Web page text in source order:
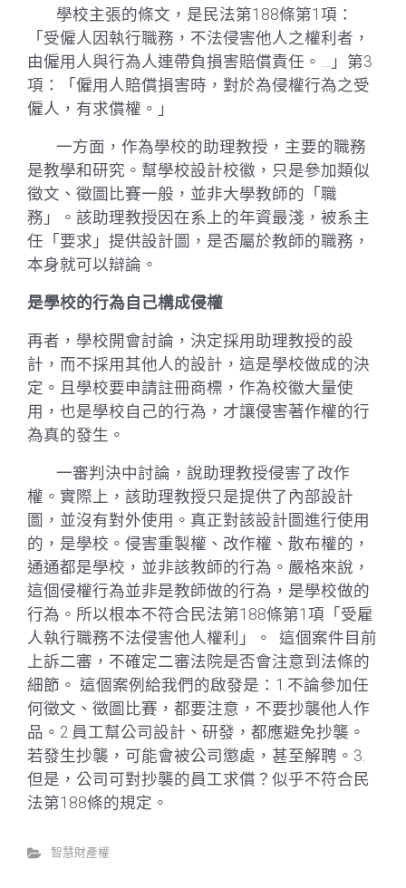
學校主張的條文，是民法第188條第1項：
「受僱人因執行職務，不法侵害他人之權利者，
由僱用人與行為人連帶負損害賠償責任。…」第3
項：「僱用人賠償損害時，對於為侵權行為之受
僱人，有求償權。」
一方面，作為學校的助理教授，主要的職務
是教學和研究。幫學校設計校徽，只是參加類似
徵文、徵圖比賽一般，並非大學教師的「職
務」。該助理教授因在系上的年資最淺，被系主
任「要求」提供設計圖，是否屬於教師的職務，
本身就可以辯論。
是學校的行為自己構成侵權
再者，學校開會討論，決定採用助理教授的設
計，而不採用其他人的設計，這是學校做成的決
定。且學校要申請註冊商標，作為校徽大量使
用，也是學校自己的行為，才讓侵害著作權的行
為真的發生。
一審判決中討論，說助理教授侵害了改作
權。實際上，該助理教授只是提供了內部設計
圖，並沒有對外使用。真正對該設計圖進行使用
的，是學校。侵害重製權、改作權、散布權的，
通通都是學校，並非該教師的行為。嚴格來說，
這個侵權行為並非是教師做的行為，是學校做的
行為。所以根本不符合民法第188條第1項「受雇
人執行職務不法侵害他人權利」。 這個案件目前
上訴二審，不確定二審法院是否會注意到法條的
細節。 這個案例給我們的啟發是：1.不論參加任
何徵文、徵圖比賽，都要注意，不要抄襲他人作
品。2.員工幫公司設計、研發，都應避免抄襲。
若發生抄襲，可能會被公司懲處，甚至解聘。3.
但是，公司可對抄襲的員工求償？似乎不符合民
法第188條的規定。
智慧財產權